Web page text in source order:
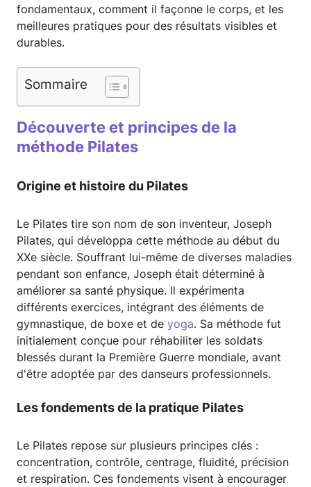
fondamentaux, comment il façonne le corps, et les
meilleures pratiques pour des résultats visibles et
durables.
Sommaire
Découverte et principes de la
méthode Pilates
Origine et histoire du Pilates
Le Pilates tire son nom de son inventeur, Joseph
Pilates, qui développa cette méthode au début du
XXe siècle. Souffrant lui-même de diverses maladies
pendant son enfance, Joseph était déterminé à
améliorer sa santé physique. Il expérimenta
différents exercices, intégrant des éléments de
gymnastique, de boxe et de yoga. Sa méthode fut
initialement conçue pour réhabiliter les soldats
blessés durant la Première Guerre mondiale, avant
d'être adoptée par des danseurs professionnels.
Les fondements de la pratique Pilates
Le Pilates repose sur plusieurs principes clés :
concentration, contrôle, centrage, fluidité, précision
et respiration. Ces fondements visent à encourager